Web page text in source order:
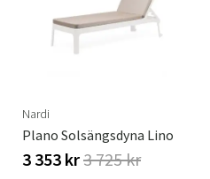
Nardi
Plano Solsängsdyna Lino
3 353 kr3 725 kr